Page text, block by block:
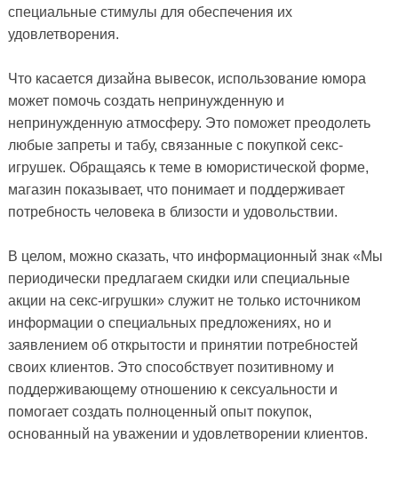
специальные стимулы для обеспечения их
удовлетворения.
Что касается дизайна вывесок, использование юмора
может помочь создать непринужденную и
непринужденную атмосферу. Это поможет преодолеть
любые запреты и табу, связанные с покупкой секс-
игрушек. Обращаясь к теме в юмористической форме,
магазин показывает, что понимает и поддерживает
потребность человека в близости и удовольствии.
В целом, можно сказать, что информационный знак «Мы ​​
периодически предлагаем скидки или специальные
акции на секс-игрушки» служит не только источником
информации о специальных предложениях, но и
заявлением об открытости и принятии потребностей
своих клиентов. Это способствует позитивному и
поддерживающему отношению к сексуальности и
помогает создать полноценный опыт покупок,
основанный на уважении и удовлетворении клиентов.